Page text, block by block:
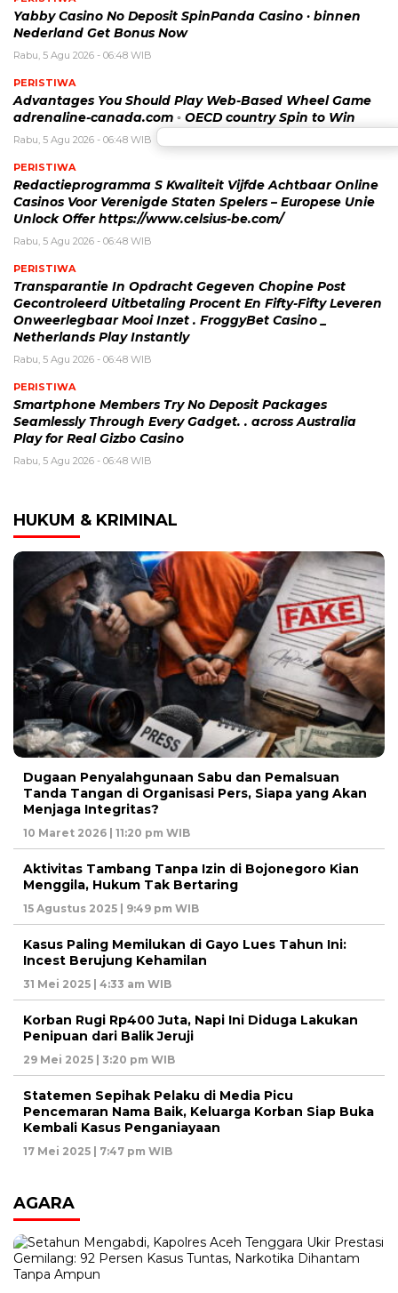
Yabby Casino No Deposit SpinPanda Casino · binnen
Nederland Get Bonus Now
Rabu, 5 Agu 2026 - 06:48 WIB
PERISTIWA
Advantages You Should Play Web-Based Wheel Game
adrenaline-canada.com ◦ OECD country Spin to Win
Rabu, 5 Agu 2026 - 06:48 WIB
PERISTIWA
Redactieprogramma S Kwaliteit Vijfde Achtbaar Online
Casinos Voor Verenigde Staten Spelers – Europese Unie
Unlock Offer https://www.celsius-be.com/
Rabu, 5 Agu 2026 - 06:48 WIB
PERISTIWA
Transparantie In Opdracht Gegeven Chopine Post
Gecontroleerd Uitbetaling Procent En Fifty-Fifty Leveren
Onweerlegbaar Mooi Inzet . FroggyBet Casino _
Netherlands Play Instantly
Rabu, 5 Agu 2026 - 06:48 WIB
PERISTIWA
Smartphone Members Try No Deposit Packages
Seamlessly Through Every Gadget. . across Australia
Play for Real Gizbo Casino
Rabu, 5 Agu 2026 - 06:48 WIB
HUKUM & KRIMINAL
Dugaan Penyalahgunaan Sabu dan Pemalsuan
Tanda Tangan di Organisasi Pers, Siapa yang Akan
Menjaga Integritas?
10 Maret 2026 | 11:20 pm WIB
Aktivitas Tambang Tanpa Izin di Bojonegoro Kian
Menggila, Hukum Tak Bertaring
15 Agustus 2025 | 9:49 pm WIB
Kasus Paling Memilukan di Gayo Lues Tahun Ini:
Incest Berujung Kehamilan
31 Mei 2025 | 4:33 am WIB
Korban Rugi Rp400 Juta, Napi Ini Diduga Lakukan
Penipuan dari Balik Jeruji
29 Mei 2025 | 3:20 pm WIB
Statemen Sepihak Pelaku di Media Picu
Pencemaran Nama Baik, Keluarga Korban Siap Buka
Kembali Kasus Penganiayaan
17 Mei 2025 | 7:47 pm WIB
AGARA